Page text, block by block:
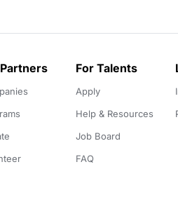
For Talents
Apply
Help & Resources
Job Board
FAQ